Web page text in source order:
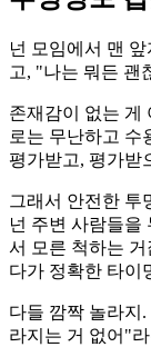
넌 모임에서 맨
고, "나는 뭐든 괜
존재감이 없는 게
로는 무난하고 수
평가받고, 평가받
그래서 안전한 투
넌 주변 사람들을
서 모른 척하는
다가 정확한 타이
다들 깜짝 놀라지
라지는 거 없어"